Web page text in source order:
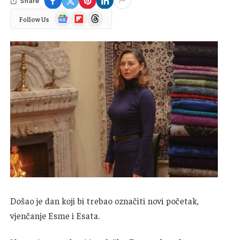
Follow Us
Google
News
FlipboardThreads
Došao je dan koji bi trebao označiti novi početak,
vjenčanje Esme i Esata.